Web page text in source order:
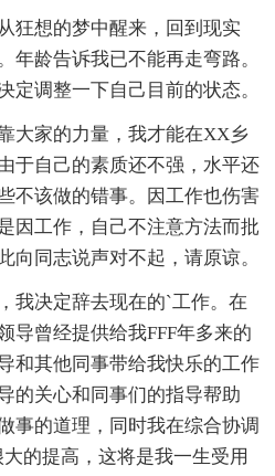
狂想的梦中醒来，回到现实
年龄告诉我已不能再走弯路。
定调整一下自己目前的状态。
大家的力量，我才能在XX乡
于自己的素质还不强，水平还
不该做的错事。因工作也伤害
因工作，自己不注意方法而批
向同志说声对不起，请原谅。
我决定辞去现在的`工作。在
导曾经提供给我FFF年多来的
和其他同事带给我快乐的工作
的关心和同事们的指导帮助
事的道理，同时我在综合协调
的提高，这将是我一生受用